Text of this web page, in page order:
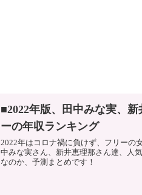
■2022年版、田中みな実、
ーの年収ランキング
2022年はコロナ禍に負けず、フリーの
中みな実さん、新井恵理那さん達、人
なのか、予測まとめです！